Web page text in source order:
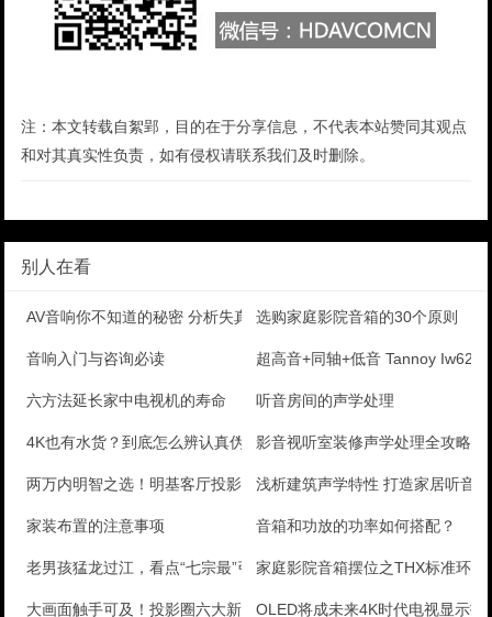
注：本文转载自絮郢，目的在于分享信息，不代表本站赞同其观点
和对其真实性负责，如有侵权请联系我们及时删除。
别人在看
AV音响你不知道的秘密 分析失真问题选购家庭影院音箱的30个原则
音响入门与咨询必读 超高音+同轴+低音 Tannoy Iw62
六方法延长家中电视机的寿命 听音房间的声学处理
4K也有水货？到底怎么辨认真伪4K影音视听室装修声学处理全攻略
两万内明智之选！明基客厅投影机评测浅析建筑声学特性 打造家居听音
家装布置的注意事项 音箱和功放的功率如何搭配？
老男孩猛龙过江，看点“七宗最”引爆暑期家庭影院音箱摆位之THX标准环绕
大画面触手可及！投影圈六大新兴技术OLED将成未来4K时代电视显示技